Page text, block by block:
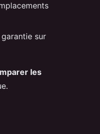
sur
les